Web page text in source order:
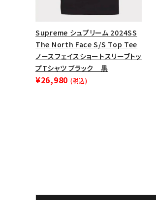
Supreme シュプリーム 2024SS
The North Face S/S Top Tee
ノースフェイスショートスリーブトッ
プTシャツ ブラック 黒
¥26,980 (税込)